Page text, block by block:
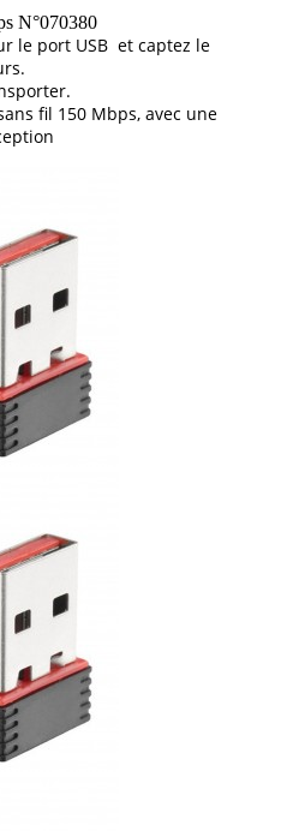
N°070380
le port USB et captez le
fil 150 Mbps, avec une